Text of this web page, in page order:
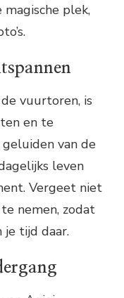
plek,
vuurtoren, is
en te
van de
leven
Vergeet niet
nemen, zodat
je tijd daar.